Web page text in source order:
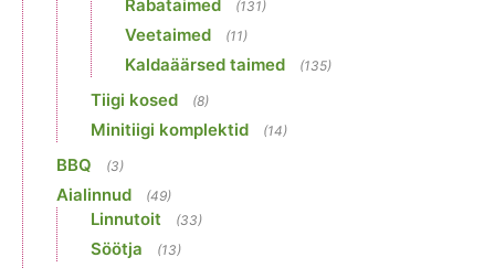
Rabataimed (131)
Veetaimed (11)
Kaldaäärsed taimed (135)
Tiigi kosed (8)
Minitiigi komplektid (14)
BBQ (3)
Aialinnud (49)
Linnutoit (33)
Söötja (13)